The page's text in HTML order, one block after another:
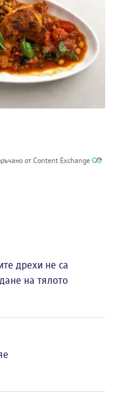
от Content Exchange
дрехи не са
на тялото